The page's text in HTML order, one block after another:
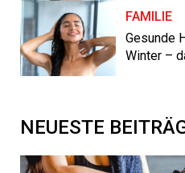
FAMILIE
Gesunde
Winter –
NEUESTE